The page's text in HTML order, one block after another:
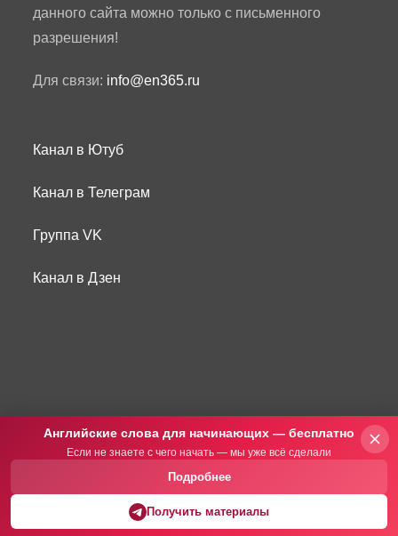
данного сайта можно только с письменного
разрешения!
Для связи: info@en365.ru
Канал в Ютуб
Канал в Телеграм
Группа VK
Канал в Дзен
Английские слова для начинающих — бесплатно
Если не знаете с чего начать — мы уже всё сделали
Подробнее
Получить материалы